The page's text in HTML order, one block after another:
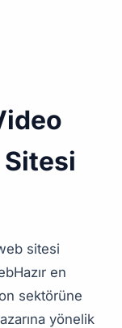
sitesi
en
sektörüne
yönelik